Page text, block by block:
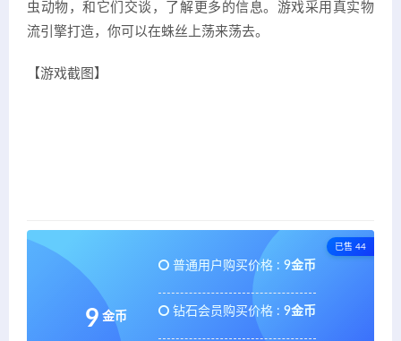
虫动物，和它们交谈，了解更多的信息。游戏采用真实物
流引擎打造，你可以在蛛丝上荡来荡去。
【游戏截图】
已售 44
9 金币
普通用户购买价格 : 9金币
钻石会员购买价格 : 9金币